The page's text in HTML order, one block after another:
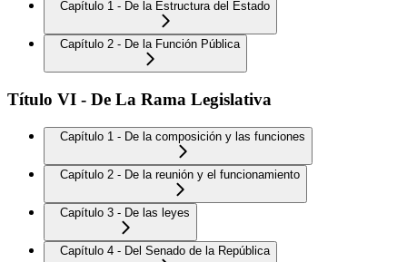
Capítulo 1 - De la Estructura del Estado
Capítulo 2 - De la Función Pública
Título VI - De La Rama Legislativa
Capítulo 1 - De la composición y las funciones
Capítulo 2 - De la reunión y el funcionamiento
Capítulo 3 - De las leyes
Capítulo 4 - Del Senado de la República